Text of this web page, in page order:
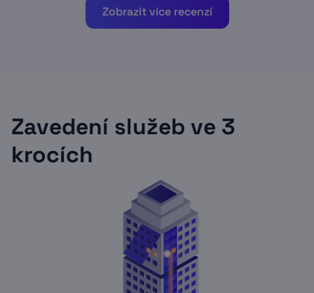
Zobrazit více recenzí
Zavedení služeb ve 3
krocích